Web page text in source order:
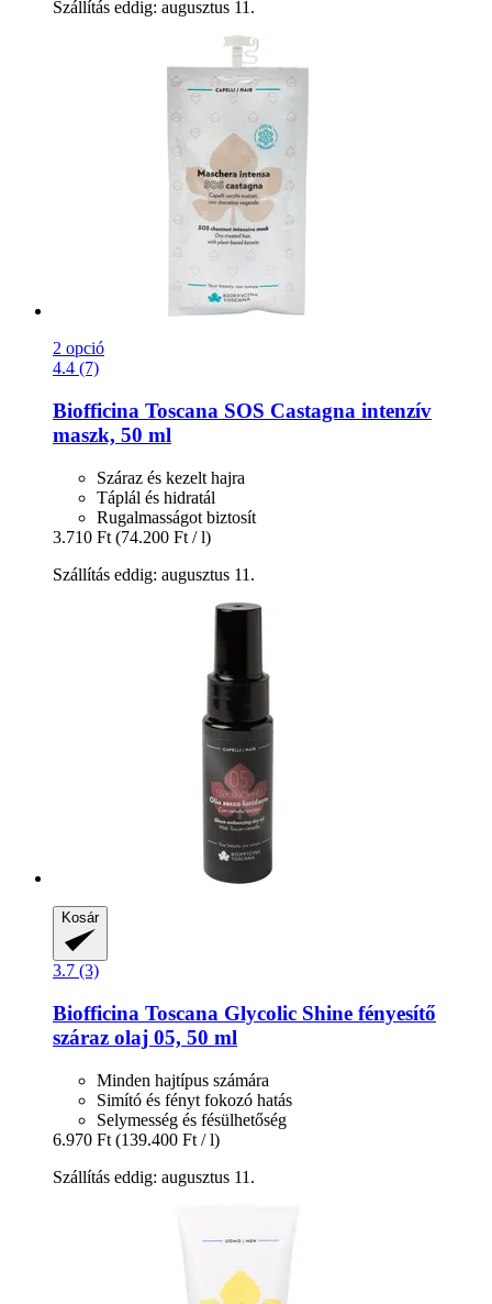
Szállítás eddig: augusztus 11.
2 opció
4.4 (7)
Biofficina Toscana SOS Castagna intenzív
maszk, 50 ml
Száraz és kezelt hajra
Táplál és hidratál
Rugalmasságot biztosít
3.710 Ft (74.200 Ft / l)
Szállítás eddig: augusztus 11.
Kosár
3.7 (3)
Biofficina Toscana Glycolic Shine fényesítő
száraz olaj 05, 50 ml
Minden hajtípus számára
Simító és fényt fokozó hatás
Selymesség és fésülhetőség
6.970 Ft (139.400 Ft / l)
Szállítás eddig: augusztus 11.